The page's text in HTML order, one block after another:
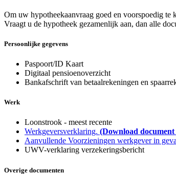
Om uw hypotheekaanvraag goed en voorspoedig
Vraagt u de hypotheek gezamenlijk aan, dan alle
Persoonlijke gegevens
Paspoort/ID Kaart
Digitaal pensioenoverzicht
Bankafschrift van betaalrekeningen en
Werk
Loonstrook - meest recente
Werkgeversverklaring. (Download
Aanvullende Voorzieningen werkgever in
UWV-verklaring verzekeringsbericht
Overige documenten